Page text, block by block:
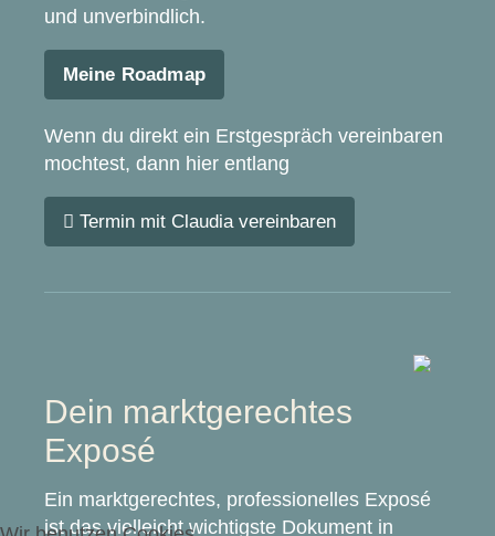
und unverbindlich.
Meine Roadmap
Wenn du direkt ein Erstgespräch vereinbaren
mochtest, dann hier entlang
Termin mit Claudia vereinbaren
Dein marktgerechtes
Exposé
Ein marktgerechtes, professionelles Exposé
ist das vielleicht wichtigste Dokument in